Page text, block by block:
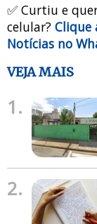
✅ Curtiu e
celular? Clique
Notícias no
VEJA MAIS
1.
2.